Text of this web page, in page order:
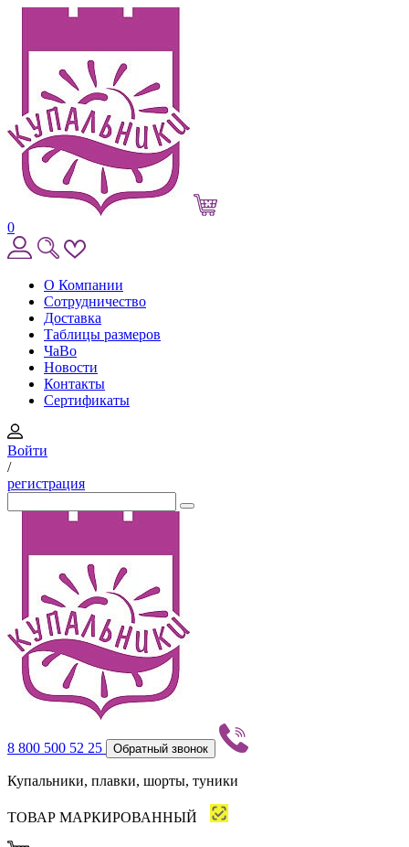
0
О Компании
Сотрудничество
Доставка
Таблицы размеров
ЧаВо
Новости
Контакты
Сертификаты
Войти
/
регистрация
8 800 500 52 25 Обратный звонок
Купальники, плавки, шорты, туники
ТОВАР МАРКИРОВАННЫЙ